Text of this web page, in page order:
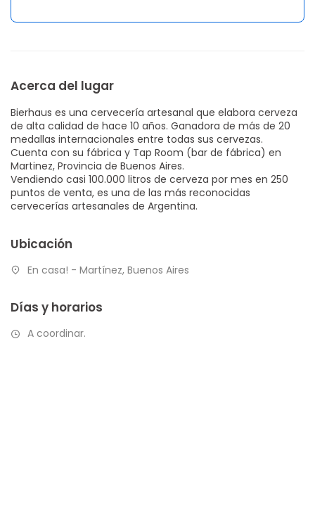
Acerca del lugar
Bierhaus es una cervecería artesanal que elabora cerveza
de alta calidad de hace 10 años. Ganadora de más de 20
medallas internacionales entre todas sus cervezas.
Cuenta con su fábrica y Tap Room (bar de fábrica) en
Martinez, Provincia de Buenos Aires.
Vendiendo casi 100.000 litros de cerveza por mes en 250
puntos de venta, es una de las más reconocidas
cervecerías artesanales de Argentina.
Ubicación
En casa! - Martínez, Buenos Aires
Días y horarios
A coordinar.